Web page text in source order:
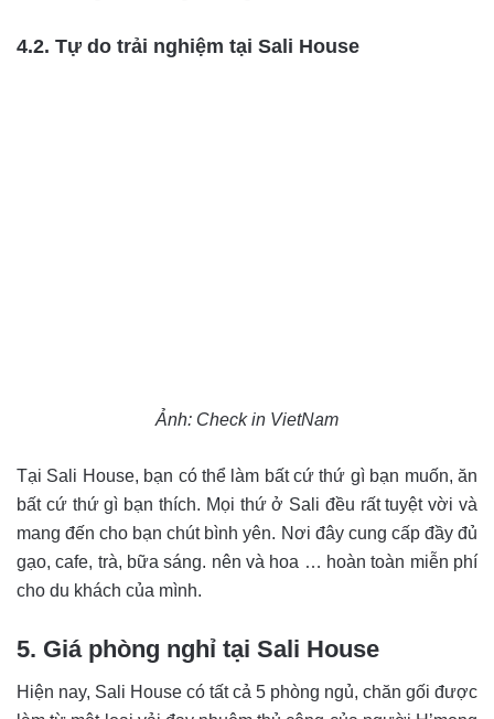
4.2. Tự do trải nghiệm tại Sali House
Ảnh: Check in VietNam
Tại Sali House, bạn có thể làm bất cứ thứ gì bạn muốn, ăn
bất cứ thứ gì bạn thích. Mọi thứ ở Sali đều rất tuyệt vời và
mang đến cho bạn chút bình yên. Nơi đây cung cấp đầy đủ
gạo, cafe, trà, bữa sáng. nên và hoa … hoàn toàn miễn phí
cho du khách của mình.
5. Giá phòng nghỉ tại Sali House
Hiện nay, Sali House có tất cả 5 phòng ngủ, chăn gối được